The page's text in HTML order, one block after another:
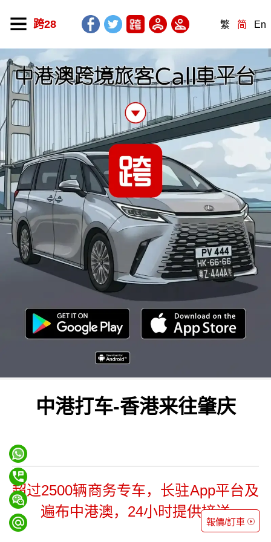
跨28 繁 简 En
中港打车-香港来往肇庆
超过2500辆商务专车，长驻App平台及
遍布中港澳，24小时提供接送
報價/訂車